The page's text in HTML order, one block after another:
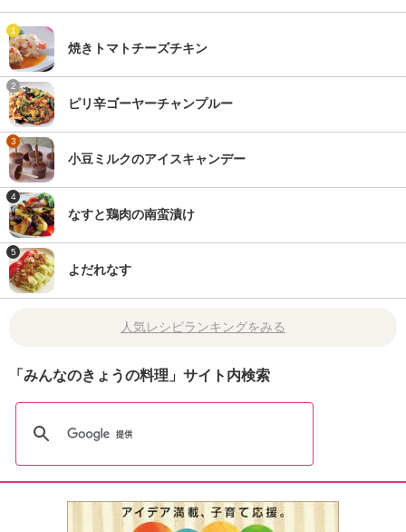
1
焼きトマトチーズチキン
2
ピリ辛ゴーヤーチャンプルー
3
小豆ミルクのアイスキャンデー
4
なすと鶏肉の南蛮漬け
5
よだれなす
人気レシピランキングをみる
「みんなのきょうの料理」サイト内検索